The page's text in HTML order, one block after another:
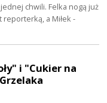
chwili. Felka nogą już
a Miłek -
i "Cukier na